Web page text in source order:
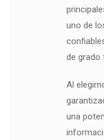
uno de
de grado
Al
una